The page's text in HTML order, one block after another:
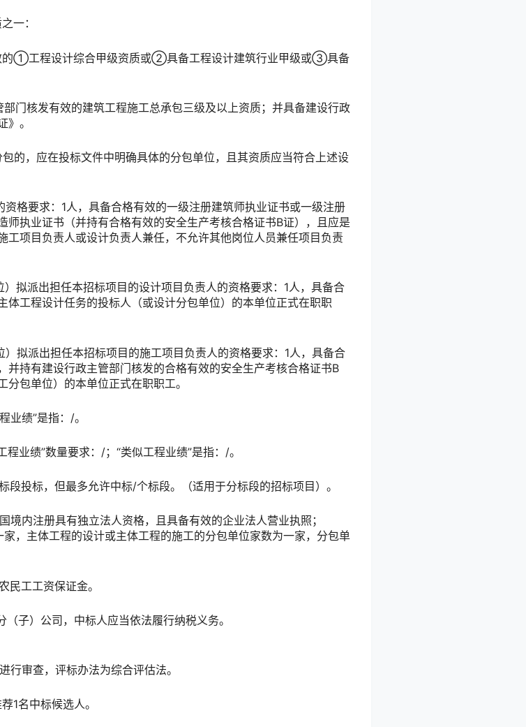
一：
的①工程设计综合甲级资质或②具备工程设计建筑行业甲级或③具备
门核发有效的建筑工程施工总承包三级及以上资质；并具备建设行政
。
的，应在投标文件中明确具体的分包单位，且其资质应当符合上述设
格要求：1人，具备合格有效的一级注册建筑师执业证书或一级注册
执业证书（并持有合格有效的安全生产考核合格证书B证），且应是
工项目负责人或设计负责人兼任，不允许其他岗位人员兼任项目负责
拟派出担任本招标项目的设计项目负责人的资格要求：1人，具备合
工程设计任务的投标人（或设计分包单位）的本单位正式在职职
拟派出担任本招标项目的施工项目负责人的资格要求：1人，具备合
持有建设行政主管部门核发的合格有效的安全生产考核合格证书B
包单位）的本单位正式在职职工。
业绩”是指：/。
业绩”数量要求：/；“类似工程业绩”是指：/。
投标，但最多允许中标/个标段。（适用于分标段的招标项目）。
内注册具有独立法人资格，且具备有效的企业法人营业执照；
，主体工程的设计或主体工程的施工的分包单位家数为一家，分包单
民工工资保证金。
子）公司，中标人应当依法履行纳税义务。
行审查，评标办法为综合评估法。
1名中标候选人。